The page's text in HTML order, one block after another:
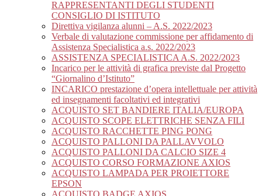
RAPPRESENTANTI DEGLI STUDENTI
CONSIGLIO DI ISTITUTO
Direttiva vigilanza alunni – A.S. 2022/2023
Verbale di valutazione commissione per affidamento di
Assistenza Specialistica a.s. 2022/2023
ASSISTENZA SPECIALISTICA A.S. 2022/2023
Incarico per le attività di grafica previste dal Progetto
“Giornalino d’Istituto”
INCARICO prestazione d’opera intellettuale per attività
ed insegnamenti facoltativi ed integrativi
ACQUISTO SET BANDIERE ITALIA/EUROPA
ACQUISTO SCOPE ELETTRICHE SENZA FILI
ACQUISTO RACCHETTE PING PONG
ACQUISTO PALLONI DA PALLAVVOLO
ACQUISTO PALLONI DA CALCIO SIZE 4
ACQUISTO CORSO FORMAZIONE AXIOS
ACQUISTO LAMPADA PER PROIETTORE
EPSON